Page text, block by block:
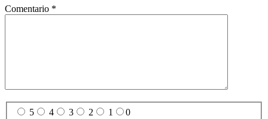
Comentario *
5 4 3 2 1
0